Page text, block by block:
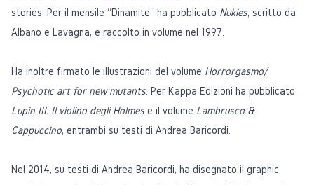
stories. Per il mensile “Dinamite” ha pubblicato Nukies, scritto da
Albano e Lavagna, e raccolto in volume nel 1997.
Ha inoltre firmato le illustrazioni del volume Horrorgasmo/
Psychotic art for new mutants . Per Kappa Edizioni ha pubblicato
Lupin III. Il violino degli Holmes e il volume Lambrusco &
Cappuccino, entrambi su testi di Andrea Baricordi.
Nel 2014, su testi di Andrea Baricordi, ha disegnato il graphic